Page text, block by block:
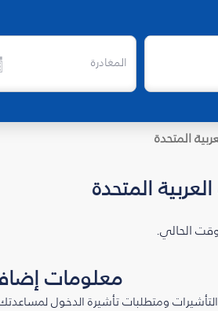
المغادرة
المتحدة
المتحدة
الحالي.
معلومات
ومتطلبات تأشيرة الدخول